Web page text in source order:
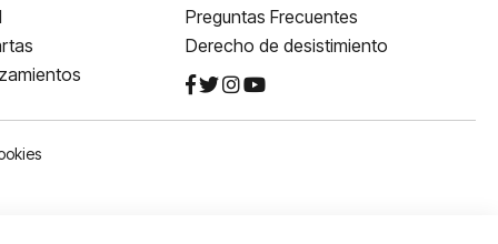
Preguntas Frecuentes
Derecho de desistimiento